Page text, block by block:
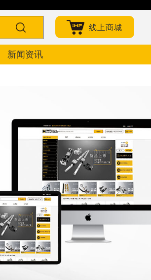
线上商城
新闻资讯